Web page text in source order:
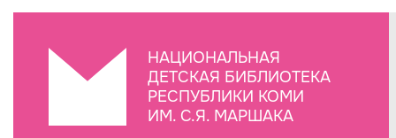
НАЦИОНАЛЬНАЯ
ДЕТСКАЯ БИБЛИОТЕКА
РЕСПУБЛИКИ КОМИ
ИМ. С.Я. МАРШАКА